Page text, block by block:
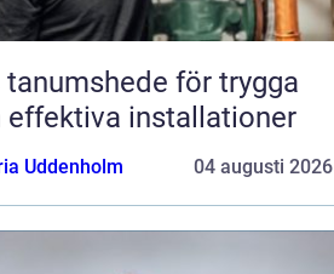
tanumshede för trygga
effektiva installationer
Uddenholm 04 augusti 2026